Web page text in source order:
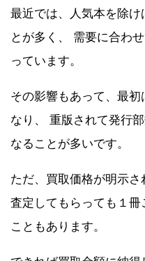
最近では、人気本を除け
とが多く、 需要に合わ
っています。
その影響もあって、最初
なり、 重版されて発行
なることが多いです。
ただ、買取価格が明示さ
査定してもらっても１
こともあります。